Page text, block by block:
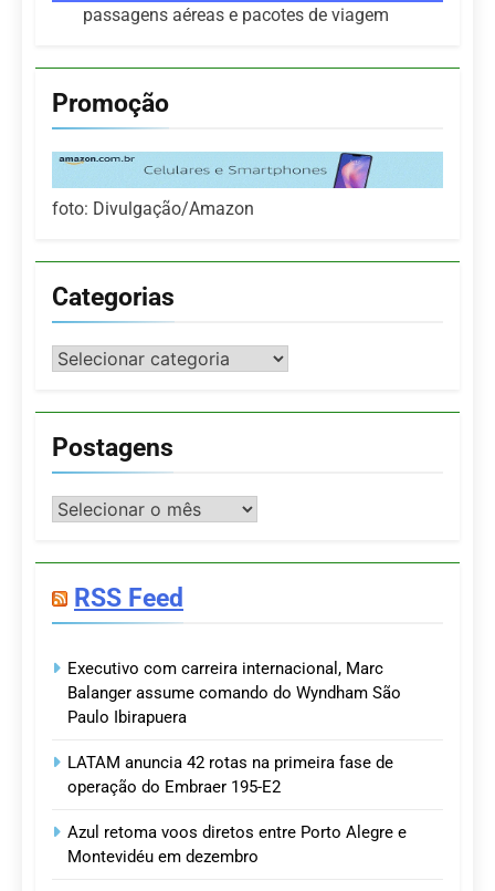
passagens aéreas e pacotes de viagem
Promoção
foto: Divulgação/Amazon
Categorias
Categorias
Postagens
Postagens
RSS Feed
Executivo com carreira internacional, Marc
Balanger assume comando do Wyndham São
Paulo Ibirapuera
LATAM anuncia 42 rotas na primeira fase de
operação do Embraer 195-E2
Azul retoma voos diretos entre Porto Alegre e
Montevidéu em dezembro